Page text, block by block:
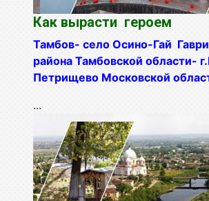
Как вырасти героем
Тамбов- село Осино-Гай
района Тамбовской области-
Петрищево Московской
...